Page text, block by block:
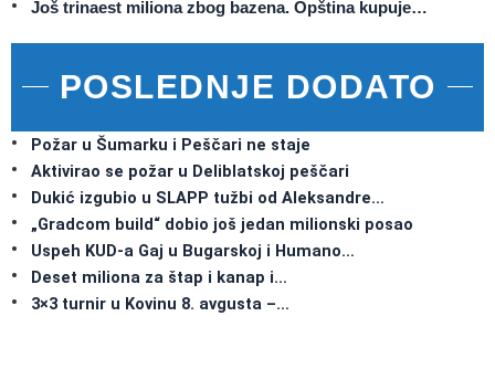
Još trinaest miliona zbog bazena. Opština kupuje…
POSLEDNJE DODATO
Požar u Šumarku i Peščari ne staje
Aktivirao se požar u Deliblatskoj peščari
Dukić izgubio u SLAPP tužbi od Aleksandre…
„Gradcom build“ dobio još jedan milionski posao
Uspeh KUD-a Gaj u Bugarskoj i Humano…
Deset miliona za štap i kanap i…
3×3 turnir u Kovinu 8. avgusta –…